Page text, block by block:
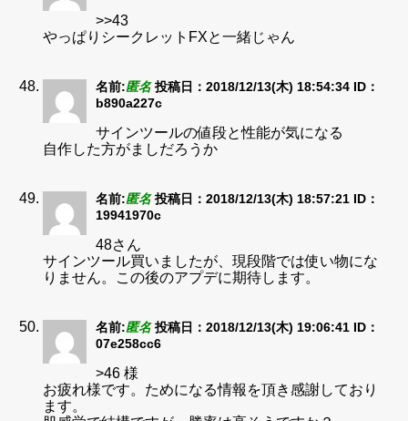
>>43
やっぱりシークレットFXと一緒じゃん
名前:匿名 投稿日：2018/12/13(木) 18:54:34 ID：
b890a227c
サインツールの値段と性能が気になる
自作した方がましだろうか
名前:匿名 投稿日：2018/12/13(木) 18:57:21 ID：
19941970c
48さん
サインツール買いましたが、現段階では使い物にな
りません。この後のアプデに期待します。
名前:匿名 投稿日：2018/12/13(木) 19:06:41 ID：
07e258cc6
>46 様
お疲れ様です。ためになる情報を頂き感謝しており
ます。